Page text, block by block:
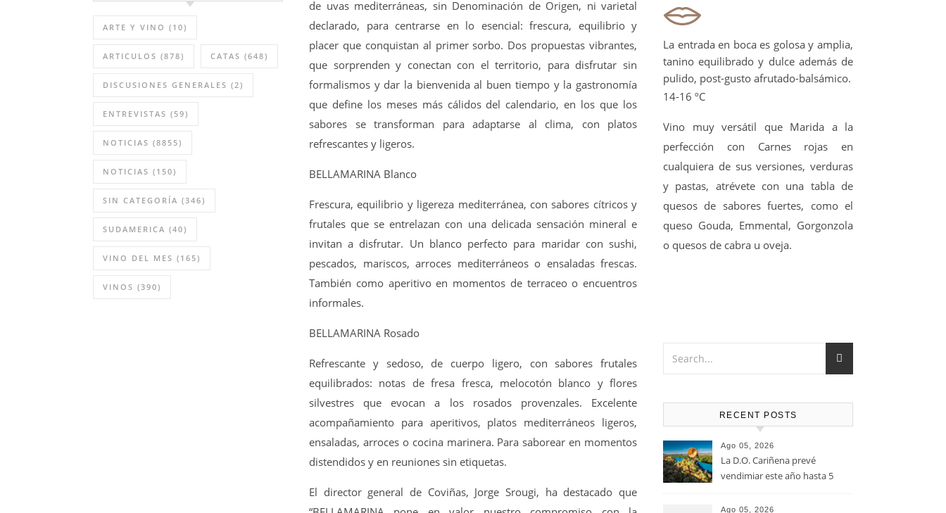
ARTE Y VINO (10)
ARTICULOS (878) CATAS (648)
DISCUSIONES GENERALES (2)
ENTREVISTAS (59)
NOTICIAS (8855)
NOTICIAS (150)
SIN CATEGORÍA (346)
SUDAMERICA (40)
VINO DEL MES (165)
VINOS (390)
de uvas mediterráneas, sin Denominación de Origen, ni varietal
declarado, para centrarse en lo esencial: frescura, equilibrio y
placer que conquistan al primer sorbo. Dos propuestas vibrantes,
que sorprenden y conectan con el territorio, para disfrutar sin
formalismos y dar la bienvenida al buen tiempo y la gastronomía
que define los meses más cálidos del calendario, en los que los
sabores se transforman para adaptarse al clima, con platos
refrescantes y ligeros.
BELLAMARINA Blanco
Frescura, equilibrio y ligereza mediterránea, con sabores cítricos y
frutales que se entrelazan con una delicada sensación mineral e
invitan a disfrutar. Un blanco perfecto para maridar con sushi,
pescados, mariscos, arroces mediterráneos o ensaladas frescas.
También como aperitivo en momentos de terraceo o encuentros
informales.
BELLAMARINA Rosado
Refrescante y sedoso, de cuerpo ligero, con sabores frutales
equilibrados: notas de fresa fresca, melocotón blanco y flores
silvestres que evocan a los rosados provenzales. Excelente
acompañamiento para aperitivos, platos mediterráneos ligeros,
ensaladas, arroces o cocina marinera. Para saborear en momentos
distendidos y en reuniones sin etiquetas.
El director general de Coviñas, Jorge Srougi, ha destacado que
La entrada en boca es golosa y amplia,
tanino equilibrado y dulce además de
pulido, post-gusto afrutado-balsámico.
14-16 ºC
Vino muy versátil que Marida a la
perfección con Carnes rojas en
cualquiera de sus versiones, verduras
y pastas, atrévete con una tabla de
quesos de sabores fuertes, como el
queso Gouda, Emmental, Gorgonzola
o quesos de cabra u oveja.
RECENT POSTS
Ago 05, 2026
La D.O. Cariñena prevé
vendimiar este año hasta 5
que en 2025
Ago 05, 2026